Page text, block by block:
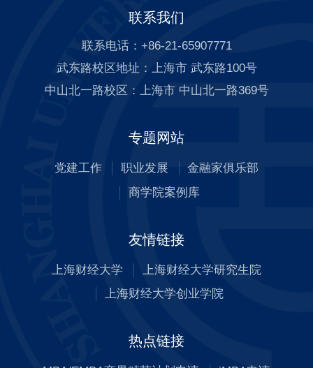
联系我们
联系电话：+86-21-65907771
武东路校区地址：上海市 武东路100号
中山北一路校区：上海市 中山北一路369号
专题网站
党建工作 职业发展
金融家俱乐部
商学院案例库
友情链接
上海财经大学
上海财经大学研究生院
上海财经大学创业学院
热点链接